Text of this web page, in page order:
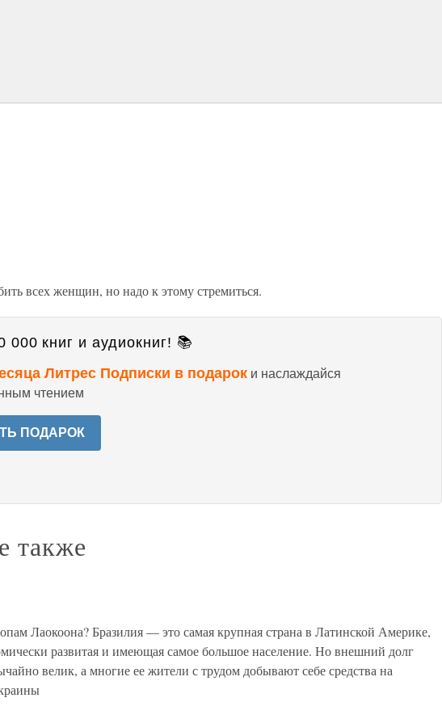
всех женщин, но надо к этому стремиться.
000 книг и аудиокниг! 📚
Литрес Подписки в подарок и наслаждайся
чтением
ПОДАРОК
также
Лаокоона? Бразилия — это самая крупная страна в Латинской Америке,
развитая и имеющая самое большое население. Но внешний долг
велик, а многие ее жители с трудом добывают себе средства на